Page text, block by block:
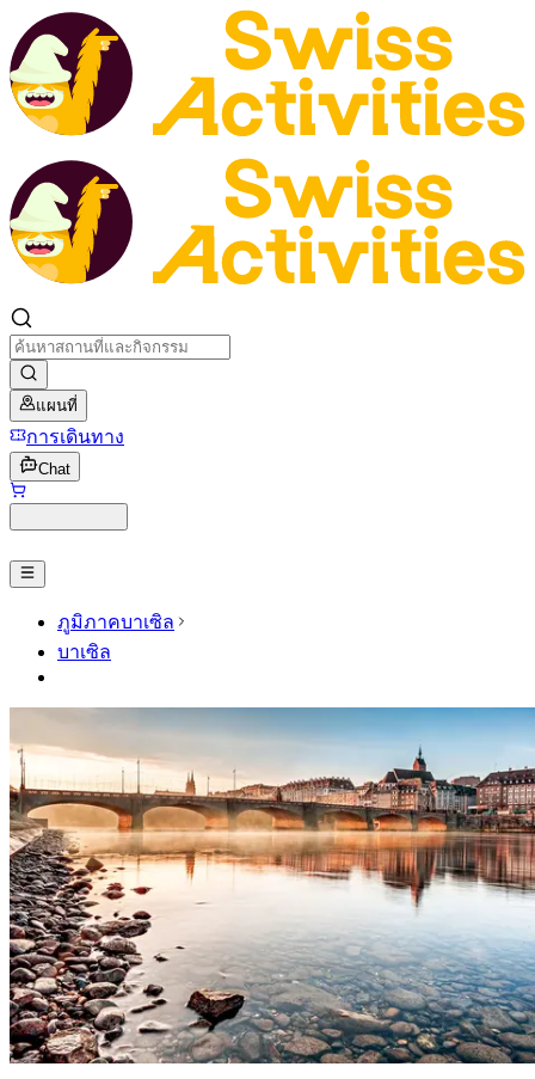
แผนที่
การเดินทาง
Chat
ภูมิภาคบาเซิล
บาเซิล